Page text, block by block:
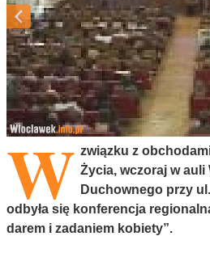
W związku z
Życia, wczoraj w
Duchownego przy
odbyła się konferencja
darem i zadaniem kobiety”.